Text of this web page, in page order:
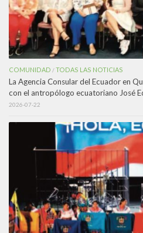
COMUNIDAD /TODAS LAS NOTICIAS
La Agencia Consular del Ecuador en
con el antropólogo ecuatoriano José
2026-07-22